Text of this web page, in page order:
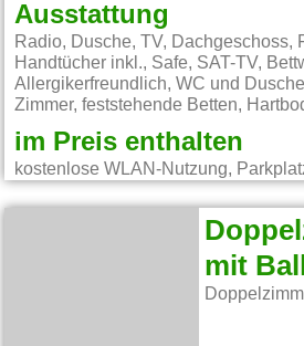
Ausstattung
Radio, Dusche, TV, Dachgeschoss,
Handtücher inkl., Safe, SAT-TV,
Allergikerfreundlich, WC und
Zimmer, feststehende Betten,
im Preis enthalten
kostenlose WLAN-Nutzung,
mit